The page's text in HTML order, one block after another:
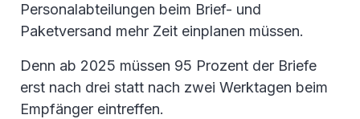
Personalabteilungen beim Brief- und
Paketversand mehr Zeit einplanen müssen.
Denn ab 2025 müssen 95 Prozent der Briefe
erst nach drei statt nach zwei Werktagen beim
Empfänger eintreffen.